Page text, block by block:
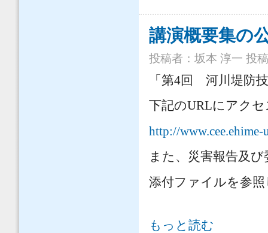
講演概要集の
投稿者： 坂本 淳一 投
「第4回 河川堤防
下記のURLにアク
http://
また、災害報告及
添付ファイルを参
講演概要集の公開 について
もっと読む